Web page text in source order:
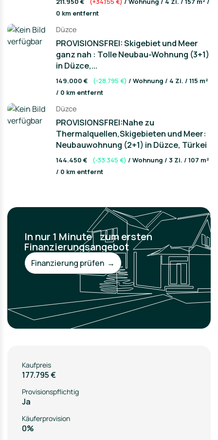
0 km entfernt
Düzce
PROVISIONSFREI: Skigebiet und Meer
ganz nah : Tolle Neubau-Wohnung (3+1)
in Düzce,...
149.000 € (-28.795 €) / Wohnung / 4 Zi. / 115 m²
/ 0 km entfernt
Düzce
PROVISIONSFREI:Nahe zu
Thermalquellen,Skigebieten und Meer:
Neubauwohnung (2+1) in Düzce, Türkei
144.450 € (-33.345 €) / Wohnung / 3 Zi. / 107 m²
/ 0 km entfernt
In nur 1 Minute zum ersten
Finanzierungsangebot
Finanzierung prüfen →
Kaufpreis
177.795 €
Provisionspflichtig
Ja
Käuferprovision
0%